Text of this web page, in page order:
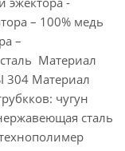
– 100% медь
–
Материал
304 Материал
чугун
сталь